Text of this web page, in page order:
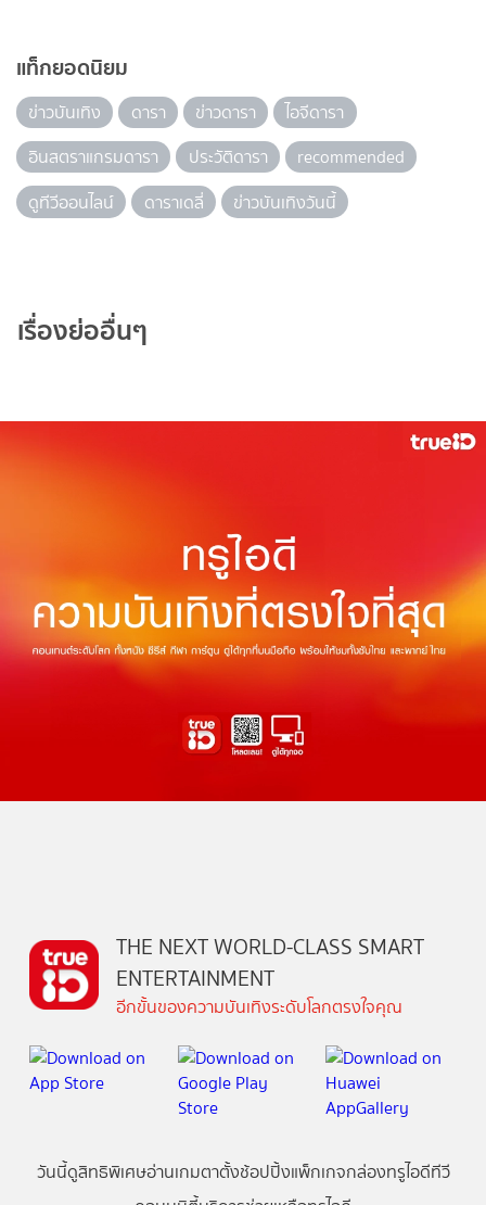
แท็กยอดนิยม
ข่าวบันเทิง ดารา ข่าวดารา
ไอจีดารา
อินสตราแกรมดารา
ประวัติดารา
recommended
ดูทีวีออนไลน์
ดาราเดลี่ ข่าวบันเทิงวันนี้
เรื่องย่ออื่นๆ
THE NEXT WORLD-CLASS SMART
ENTERTAINMENT
อีกขั้นของความบันเทิงระดับโลกตรงใจคุณ
วันนี้ดูสิทธิพิเศษอ่านเกมตาตั้งช้อปปิ้งแพ็กเกจกล่องทรูไอดีทีวี